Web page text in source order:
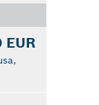
EUR